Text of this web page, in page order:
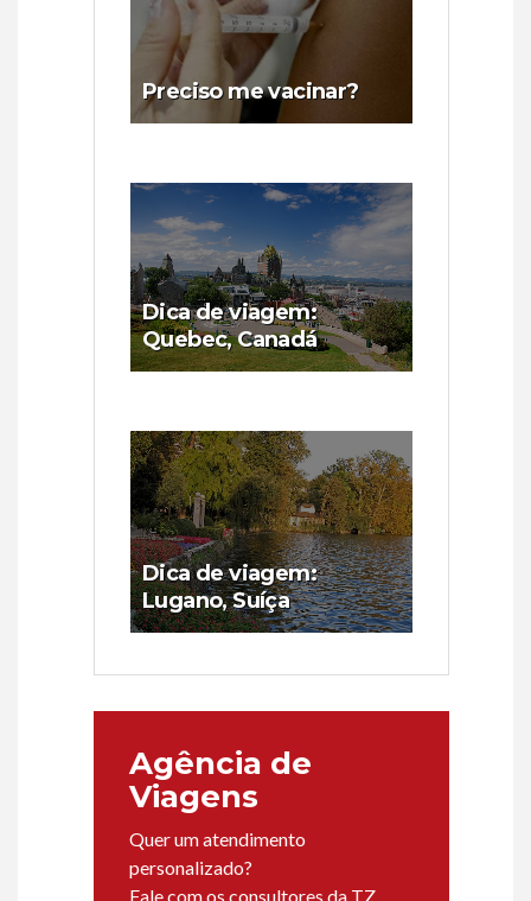
Preciso me vacinar?
Dica de viagem:
Quebec, Canadá
Dica de viagem:
Lugano, Suíça
Agência de
Viagens
Quer um atendimento
personalizado?
Fale com os consultores da TZ